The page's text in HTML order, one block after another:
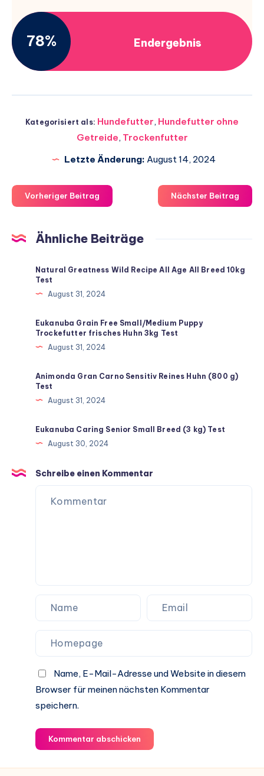
78% Endergebnis
Kategorisiert als: Hundefutter, Hundefutter ohne
Getreide, Trockenfutter
Letzte Änderung: August 14, 2024
Vorheriger Beitrag Nächster Beitrag
Ähnliche Beiträge
Natural Greatness Wild Recipe All Age All Breed 10kg
Test
August 31, 2024
Eukanuba Grain Free Small/Medium Puppy
Trockefutter frisches Huhn 3kg Test
August 31, 2024
Animonda Gran Carno Sensitiv Reines Huhn (800 g)
Test
August 31, 2024
Eukanuba Caring Senior Small Breed (3 kg) Test
August 30, 2024
Schreibe einen Kommentar
Name, E-Mail-Adresse und Website in diesem
Browser für meinen nächsten Kommentar
speichern.
Kommentar abschicken